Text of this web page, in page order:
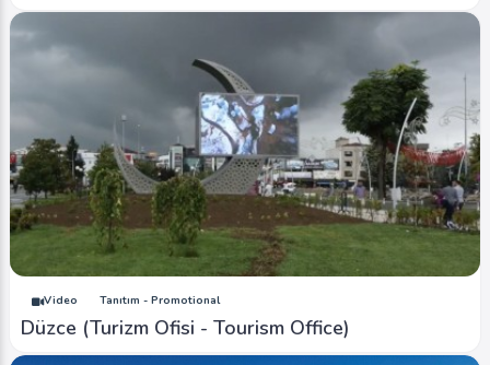
Video Tanıtım - Promotional
Düzce (Turizm Ofisi - Tourism Office)